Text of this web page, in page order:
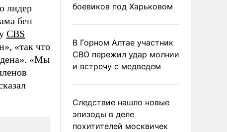
лидер
бен
CBS
«так что
«Мы
боевиков под Харьковом
В Горном Алтае участник
СВО пережил удар молнии
и встречу с медведем
Следствие нашло новые
эпизоды в деле
похитителей москвичек